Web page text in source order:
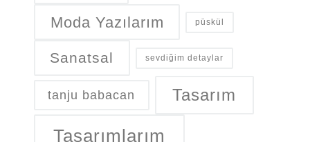
Moda Yazılarım püskül
Sanatsal sevdiğim detaylar
tanju babacan Tasarım
Tasarımlarım